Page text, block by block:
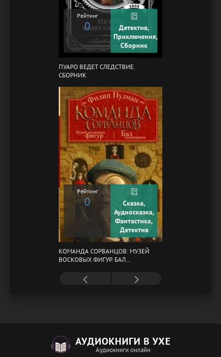
Рейтинг
0
Детектив,
Приключения,
Сборник
ПУАРО ВЕДЕТ СЛЕДСТВИЕ.
СБОРНИК
Рейтинг
0
Сказка,
Аудиосказка,
Фантастика,
Детектив
КОМАНДА СОРВАНЦОВ: МУЗЕЙ
ВОСКОВЫХ ФИГУР. БАЛ
АУДИОКНИГИ В УХЕ
Аудиокниги онлайн